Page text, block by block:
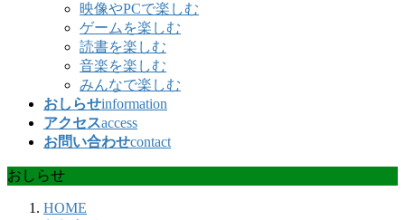
映像やPCで楽しむ
ゲームを楽しむ
読書を楽しむ
音楽を楽しむ
みんなで楽しむ
おしらせinformation
アクセスaccess
お問い合わせcontact
おしらせ
HOME